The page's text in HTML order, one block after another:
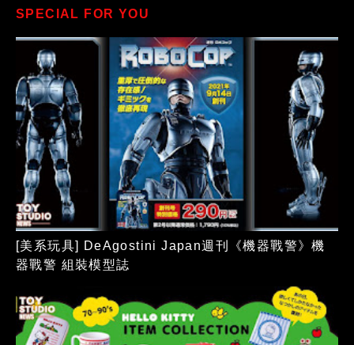
SPECIAL FOR YOU
[美系玩具] DeAgostini Japan週刊《機器戰警》機
器戰警 組裝模型誌